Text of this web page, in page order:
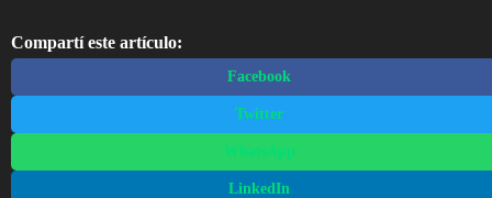
Compartí este artículo:
Facebook
Twitter
WhatsApp
LinkedIn